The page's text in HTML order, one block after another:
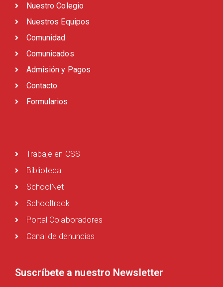
Nuestro Colegio
Nuestros Equipos
Comunidad
Comunicados
Admisión y Pagos
Contacto
Formularios
Trabaje en CSS
Biblioteca
SchoolNet
Schooltrack
Portal Colaboradores
Canal de denuncias
Suscríbete a nuestro Newsletter